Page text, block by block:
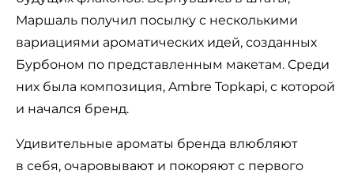
Маршаль получил посылку с несколькими
вариациями ароматических идей, созданных
Бурбоном по представленным макетам. Среди
них была композиция, Ambre Topkapi, с которой
и начался бренд.
Удивительные ароматы бренда влюбляют
в себя, очаровывают и покоряют с первого